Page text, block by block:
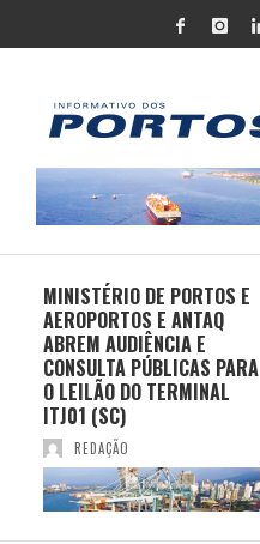
MINISTÉRIO DE PORTOS E
AEROPORTOS E ANTAQ
ABREM AUDIÊNCIA E
CONSULTA PÚBLICAS PARA
O LEILÃO DO TERMINAL
ITJ01 (SC)
REDAÇÃO